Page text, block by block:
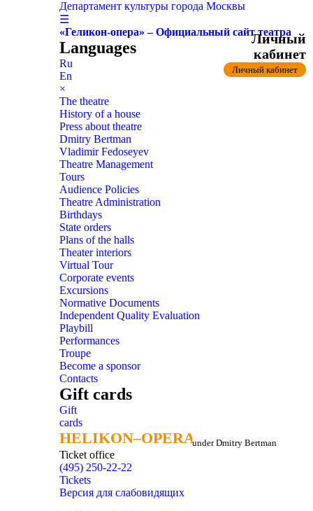
Департамент культуры города Москвы
☰
«Геликон-опера» – Официальный сайт театра
Languages
Ru
En
×
The theatre
History of a house
Press about theatre
Dmitry Bertman
Vladimir Fedoseyev
Theatre Management
Tours
Audience Policies
Theatre Administration
Birthdays
State orders
Plans of the halls
Theater interiors
Virtual Tour
Corporate events
Excursions
Normative Documents
Independent Quality Evaluation
Playbill
Performances
Troupe
Become a sponsor
Contacts
Gift cards
Gift
cards
HELIKON–OPERA
HELIKON–OPERAunder Dmitry Bertman
Ticket office
(495) 250-22-22
Личный
кабинет
Личный кабинет
Tickets
Версия для слабовидящих